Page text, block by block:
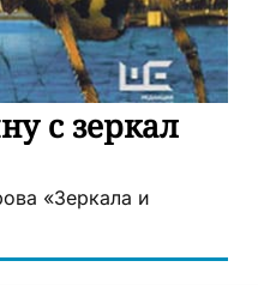
с зеркал
«Зеркала и